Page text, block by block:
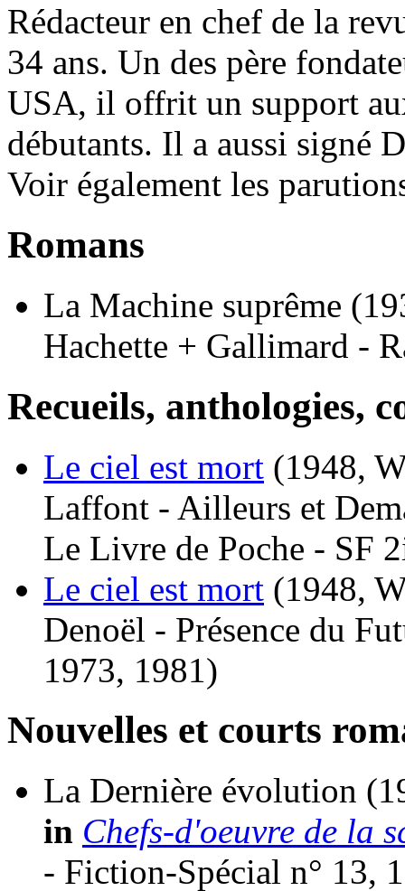
Rédacteur en chef de la
34 ans. Un des père
USA, il offrit un support
débutants. Il a aussi signé
Voir également les
Romans
La Machine suprême
Hachette + Gallimard -
Recueils, anthologies,
Le ciel est mort (1948,
Laffont - Ailleurs et
Le Livre de Poche - SF
Le ciel est mort (1948,
Denoël - Présence du
1973, 1981)
Nouvelles et courts
La Dernière évolution
in Chefs-d'oeuvre de la
- Fiction-Spécial n° 13,